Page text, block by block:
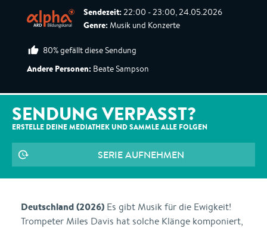
Sendezeit: 22:00 - 23:00, 24.05.2026
Genre: Musik und Konzerte
80% gefällt diese Sendung
Andere Personen: Beate Sampson
SENDUNG VERPASST?
ERSTELLE DEINE MEDIATHEK UND SAMMLE ALLE FOLGEN
SERIE AUFNEHMEN
Deutschland (2026) Es gibt Musik für die Ewigkeit!
Trompeter Miles Davis hat solche Klänge komponiert,